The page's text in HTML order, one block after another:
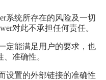
系统所存在的风险及一切
对此不承担任何责任。
定能满足用户的要求，也
准确性。
设置的外部链接的准确性